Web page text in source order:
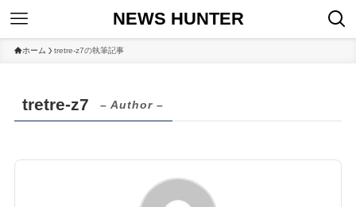
NEWS HUNTER
ホーム tretre-z7の執筆記事
tretre-z7 – Author –